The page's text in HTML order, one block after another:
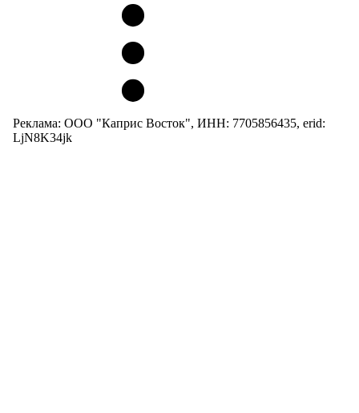
Реклама: ООО "Каприс Восток", ИНН: 7705856435, erid:
LjN8K34jk